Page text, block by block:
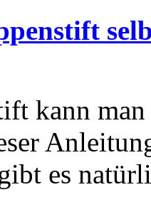
kann man
es